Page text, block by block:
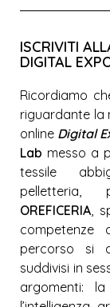
ISCRIVITI
DIGITAL
Ricordiamo
riguardante la
online Digital
Lab messo a
tessile
pelletteria,
OREFICERIA ,
competenze
percorso si
suddivisi in
argomenti: